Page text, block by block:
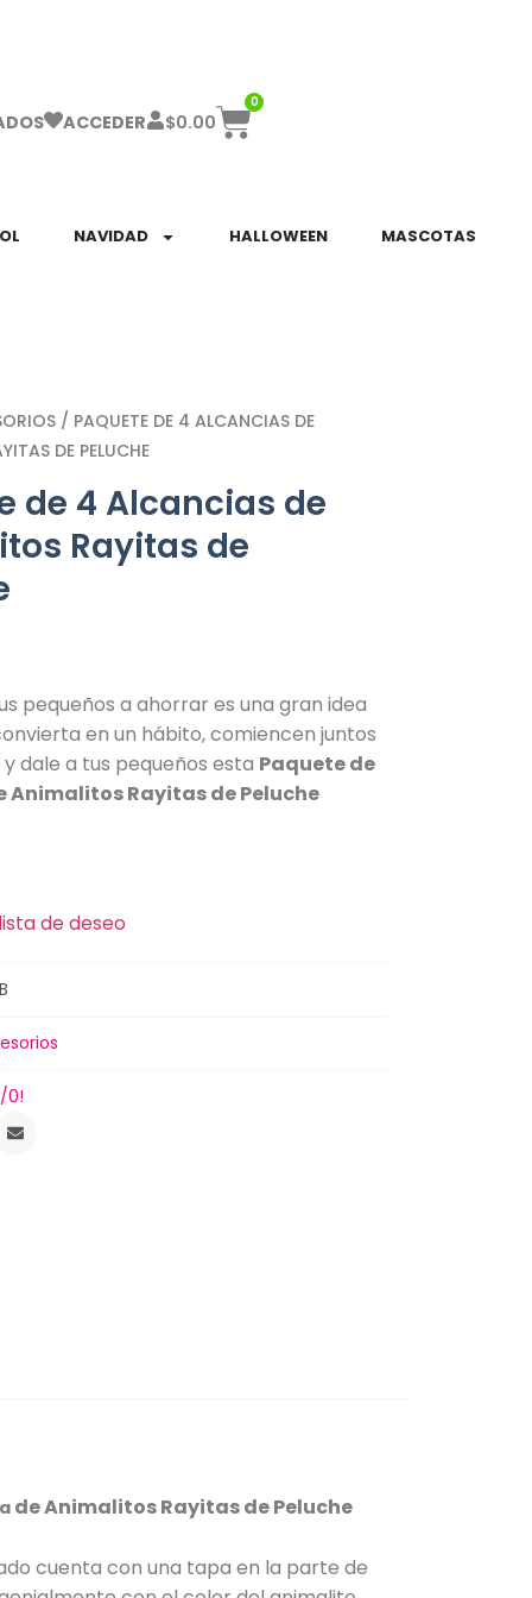
ACCEDER $0.00
0
NAVIDAD HALLOWEEN MASCOTAS
/ PAQUETE DE 4 ALCANCIAS DE
DE PELUCHE
de 4 Alcancias de
Rayitas de
pequeños a ahorrar es una gran idea
en un hábito, comiencen juntos
dale a tus pequeños esta Paquete de
Animalitos Rayitas de Peluche
de deseo
0!
de Animalitos Rayitas de Peluche
cuenta con una tapa en la parte de